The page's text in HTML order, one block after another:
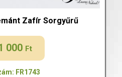
Zafír Sorgyűrű
000 Ft
FR1743